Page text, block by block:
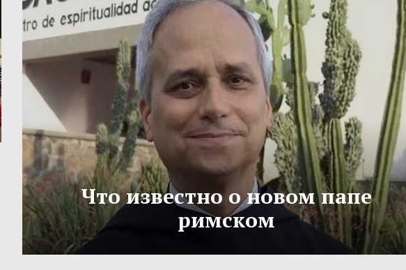
Что известно о новом папе
римском